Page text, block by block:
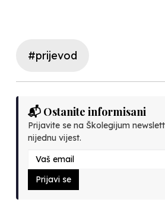
#prijevod
📬 Ostanite informisani
Prijavite se na Školegijum
nijednu vijest.
Prijavi se